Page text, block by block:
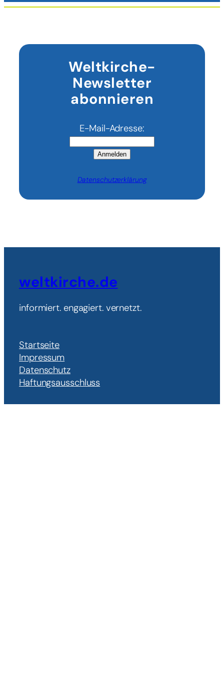
Weltkirche-
Newsletter
abonnieren
E-Mail-Adresse:
Anmelden
Datenschutzerklärung
weltkirche.de
informiert. engagiert. vernetzt.
Startseite
Impressum
Datenschutz
Haftungsausschluss